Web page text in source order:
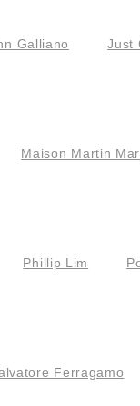
Galliano Just
Maison Martin
Phillip Lim
Ferragamo